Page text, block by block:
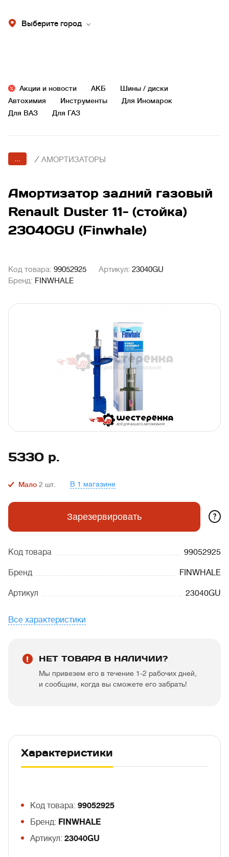
Выберите город
Акции и новости АКБ
Шины / диски
Автохимия
Инструменты
Для Иномарок
Для ВАЗ
Для ГАЗ
... / АМОРТИЗАТОРЫ
Амортизатор задний газовый
Renault Duster 11- (стойка)
23040GU (Finwhale)
Код товара: 99052925 Артикул: 23040GU
Бренд: FINWHALE
5330 р.
Мало 2 шт. В 1 магазине
Зарезервировать ?
Код товара 99052925
Бренд FINWHALE
Артикул 23040GU
Все характеристики
НЕТ ТОВАРА В НАЛИЧИИ?
Мы привезем его в течение 1-2 рабочих дней,
и сообщим, когда вы сможете его забрать!
Характеристики
Код товара: 99052925
Бренд: FINWHALE
Артикул: 23040GU